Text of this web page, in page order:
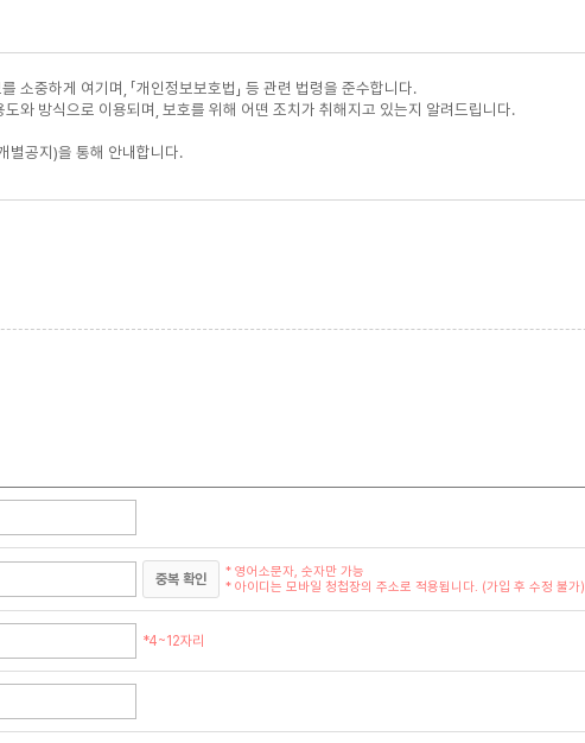
중복 확인
* 영어소문자, 숫자만 가능
* 아이디는 모바일 청첩장의 주소로 적용됩니다. (가입 후 수정 불가)
*4~12자리